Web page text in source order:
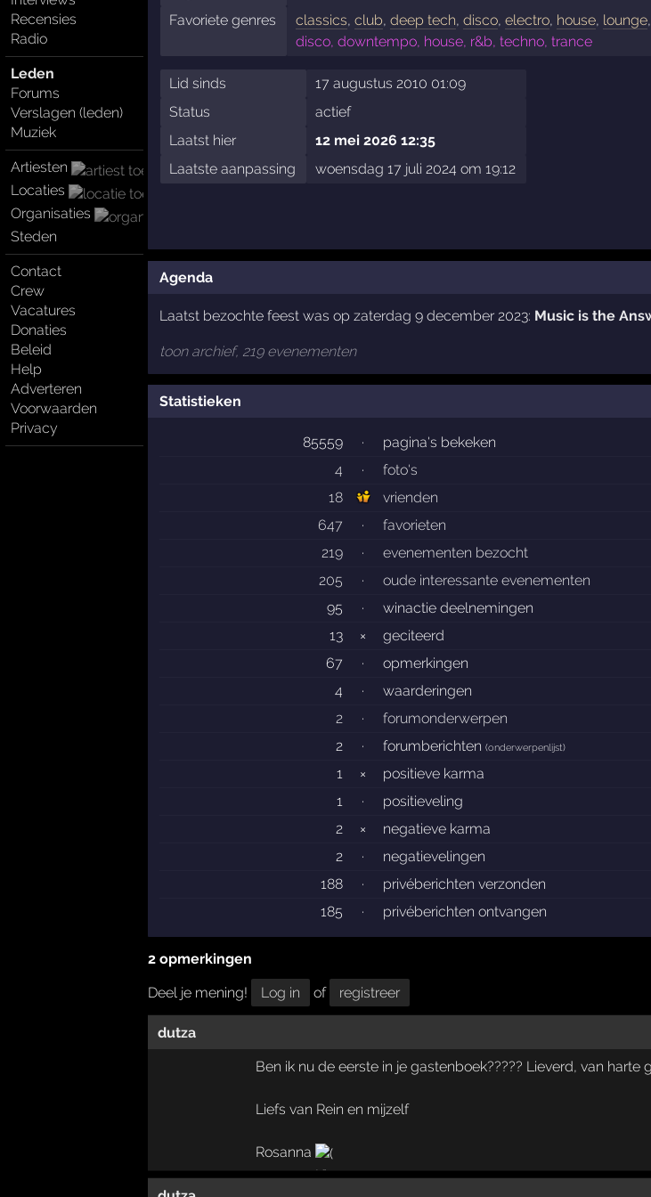
Recensies
Radio
Leden
Forums
Verslagen (leden)
Muziek
Artiesten
Locaties
Organisaties
Steden
Contact
Crew
Vacatures
Donaties
Beleid
Help
Adverteren
Voorwaarden
Privacy
Favoriete genres
classics,club,deep tech,disco,electro, house, lounge,
disco, downtempo, house, r&b, techno, trance
Lid sinds
17 augustus 2010 01:09
Status
actief
Laatst hier
12 mei 2026 12:35
Laatste aanpassing
woensdag 17 juli 2024 om 19:12
Agenda
Laatst bezochte feest was op zaterdag 9 december 2023: Music is the
toon archief, 219 evenementen
Statistieken
85559 ·
pagina's bekeken
4
·
foto's
18
vrienden
647
·
favorieten
219
·
evenementen bezocht
205
·
oude interessante evenementen
95
·
winactie deelnemingen
13
×
geciteerd
67
·
opmerkingen
4
·
waarderingen
2
·
forumonderwerpen
2
· forumberichten(onderwerpenlijst)
1 ×
positieve karma
1
·
positieveling
2
×
negatieve karma
2
·
negatievelingen
188
·
privéberichten verzonden
185
· privéberichten ontvangen
2 opmerkingen
Deel je mening!
Log in of registreer
dutza
Ben ik nu de eerste in je gastenboek????? Lieverd, van
Liefs van Rein en mijzelf
Rosanna